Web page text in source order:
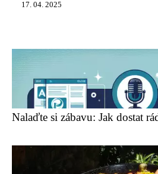
17. 04. 2025
Nalaďte si zábavu: Jak dostat